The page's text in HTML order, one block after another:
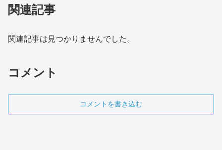
関連記事
関連記事は見つかりませんでした。
コメント
コメントを書き込む